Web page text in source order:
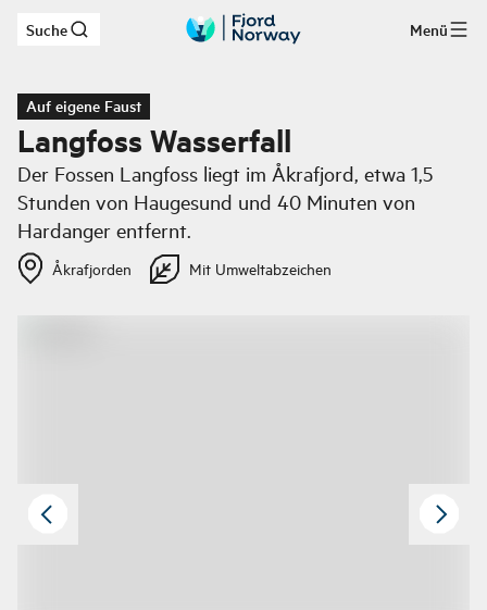
Zum Hauptinhalt
Suche Menü
Auf eigene Faust
Langfoss Wasserfall
Der Fossen Langfoss liegt im Åkrafjord, etwa 1,5
Stunden von Haugesund und 40 Minuten von
Hardanger entfernt.
Åkrafjorden Mit Umweltabzeichen